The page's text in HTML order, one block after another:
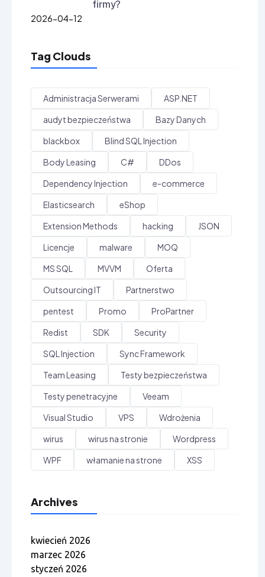
firmy?
2026-04-12
Tag Clouds
Administracja Serwerami
ASP.NET
audyt bezpieczeństwa
Bazy Danych
blackbox
Blind SQL Injection
Body Leasing
C#
DDos
Dependency Injection
e-commerce
Elasticsearch
eShop
Extension Methods
hacking
JSON
Licencje
malware
MOQ
MS SQL
MVVM
Oferta
Outsourcing IT
Partnerstwo
pentest
Promo
ProPartner
Redist
SDK
Security
SQL Injection
Sync Framework
Team Leasing
Testy bezpieczeństwa
Testy penetracyjne
Veeam
Visual Studio
VPS
Wdrożenia
wirus
wirus na stronie
Wordpress
WPF
włamanie na strone XSS
Archives
kwiecień 2026
marzec 2026
styczeń 2026